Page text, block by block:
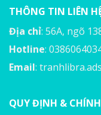
THÔNG TIN LIÊN
Địa chỉ: 56A, ngõ
Hotline:
Email:
QUY ĐỊNH &